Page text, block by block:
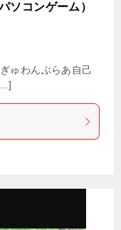
ソコンゲーム）
ゅわんぶらあ自己